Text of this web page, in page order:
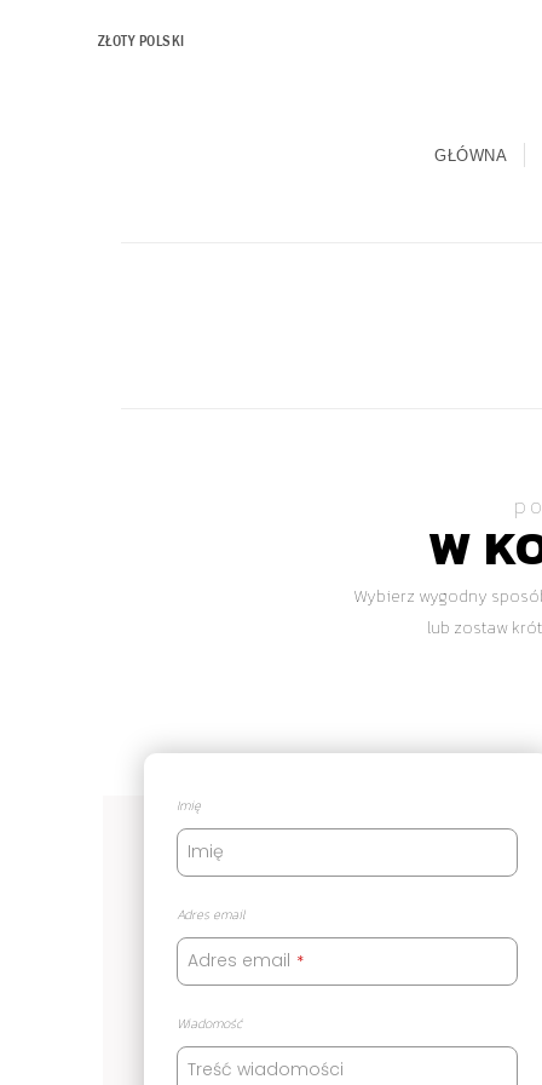
ZŁOTY POLSKI
GŁÓWNA
W
Wybierz wygodny
lub zostaw
Imię
Imię
Adres email
Adres email *
Wiadomość
Treść wiadomości